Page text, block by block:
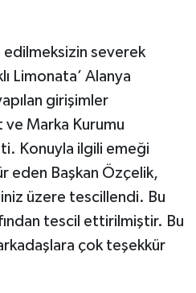
edilmeksizin severek
Limonata’ Alanya
girişimler
ve Marka Kurumu
Konuyla ilgili emeği
eden Başkan Özçelik,
üzere tescillendi. Bu
tescil ettirilmiştir. Bu
çok teşekkür